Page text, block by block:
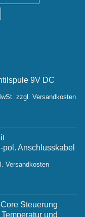
9V DC
zzgl. Versandkosten
Anschlusskabel
Versandkosten
Steuerung
und